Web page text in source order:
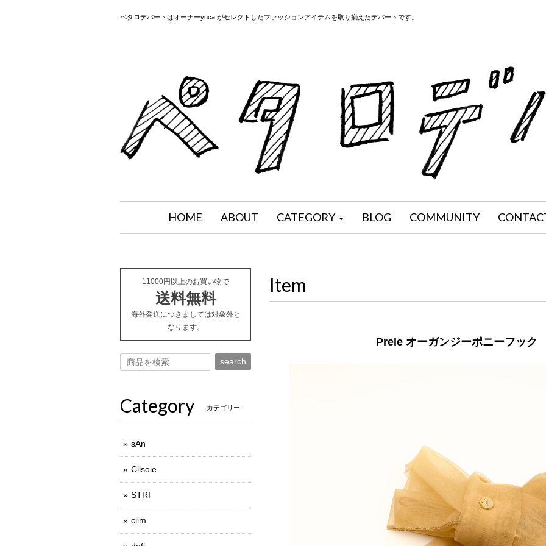
ペタロデパートはオーナーyuca.がセレクトしたファッションアイテムを取り揃えたデパートです。
HOME ABOUT CATEGORY BLOG COMMUNITY
Item
Prele オーガンジーポニーフッ
11000円以上のお買い物で
送料無料
海外発送につきましては対象外と
なります。
search
Category カテゴリー
sAn
Cilsoie
STRI
ciim